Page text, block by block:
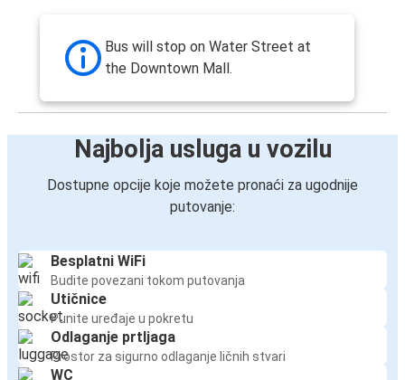
Bus will stop on Water Street at
the Downtown Mall.
Najbolja usluga u vozilu
Dostupne opcije koje možete pronaći za ugodnije
putovanje:
Besplatni WiFi
Budite povezani tokom putovanja
Utičnice
Punite uređaje u pokretu
Odlaganje prtljaga
Prostor za sigurno odlaganje ličnih stvari
WC